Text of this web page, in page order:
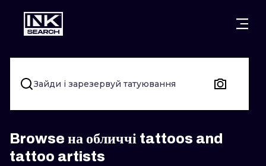
МІСТ ВАРШАВА
КРАКІВ ВРОЦЛАВ
БЕРЛІН ЛОНДОН
МІЛАН ЕДІНБУРГ
МАНЧЕСТЕР
НАПИС
ХЭНДПОУК
БЛЭКВОРК
Зайди і зарезервуй татуювання
Browse на обличчі tattoos and
tattoo artists